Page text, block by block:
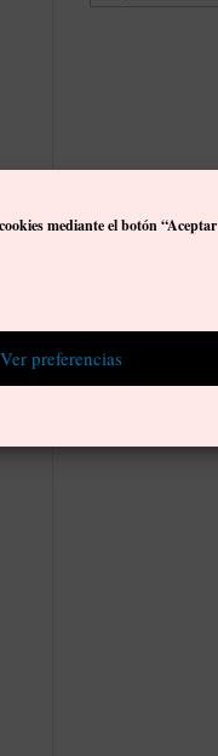
mediante el botón “Aceptar
Ver preferencias